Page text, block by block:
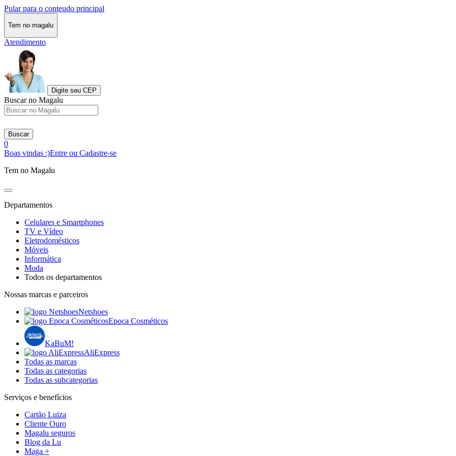
Pular para o conteudo principal
Tem no magalu
Atendimento
Digite seu CEP
Buscar no Magalu
Buscar
0
Boas vindas :)Entre ou Cadastre-se
Tem no Magalu
Departamentos
Celulares e Smartphones
TV e Vídeo
Eletrodomésticos
Móveis
Informática
Moda
Todos os departamentos
Nossas marcas e parceiros
Netshoes
Epoca Cosméticos
KaBuM!
AliExpress
Todas as marcas
Todas as categorias
Todas as subcategorias
Serviços e benefícios
Cartão Luiza
Cliente Ouro
Magalu seguros
Blog da Lu
Maga +